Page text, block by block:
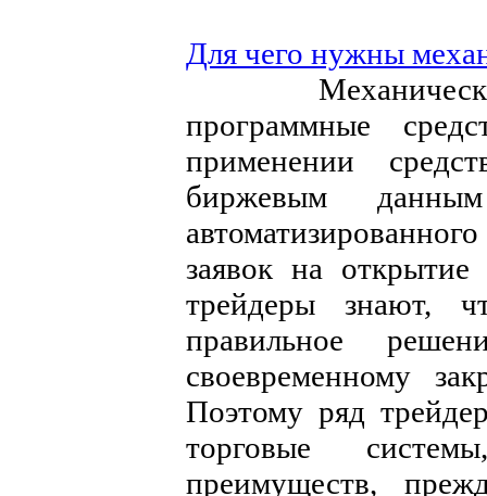
Для чего нужны
Механические
программные
применении
биржевым
заявок на
трейдеры знают,
правильное
своевременному
Поэтому ряд
торговые
преимуществ,